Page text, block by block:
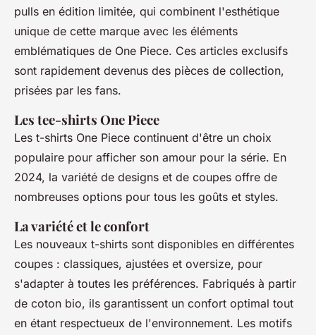
pulls en édition limitée, qui combinent l'esthétique
unique de cette marque avec les éléments
emblématiques de One Piece. Ces articles exclusifs
sont rapidement devenus des pièces de collection,
prisées par les fans.
Les tee-shirts One Piece
Les t-shirts One Piece continuent d'être un choix
populaire pour afficher son amour pour la série. En
2024, la variété de designs et de coupes offre de
nombreuses options pour tous les goûts et styles.
La variété et le confort
Les nouveaux t-shirts sont disponibles en différentes
coupes : classiques, ajustées et oversize, pour
s'adapter à toutes les préférences. Fabriqués à partir
de coton bio, ils garantissent un confort optimal tout
en étant respectueux de l'environnement. Les motifs